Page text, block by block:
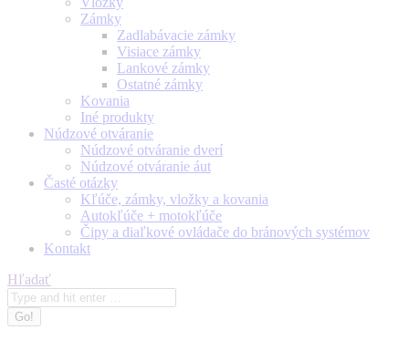
Zámky
Zadlabávacie zámky
Visiace zámky
Lankové zámky
Ostatné zámky
Kovania
Iné produkty
Núdzové otváranie
Núdzové otváranie dverí
Núdzové otváranie áut
Časté otázky
Kľúče, zámky, vložky a kovania
Autokľúče + motokľúče
Čipy a diaľkové ovládače do bránových systémov
Kontakt
Search:
Hľadať